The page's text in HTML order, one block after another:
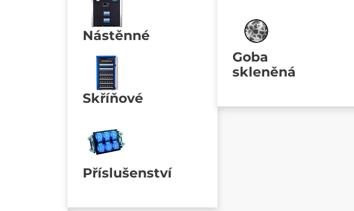
Nástěnné
Skříňové
Příslušenství
Goba
skleněná